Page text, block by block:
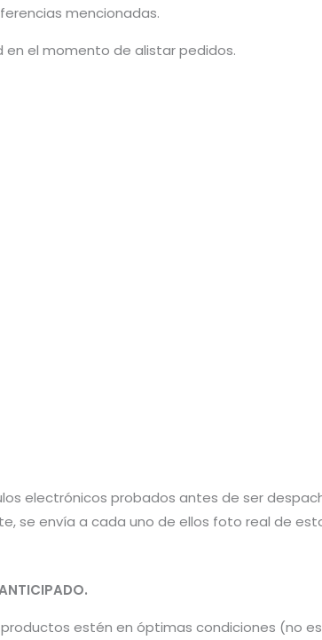
mencionadas.
en el momento de alistar pedidos.
electrónicos probados antes de ser
se envía a cada uno de ellos foto real de
productos estén en óptimas condiciones